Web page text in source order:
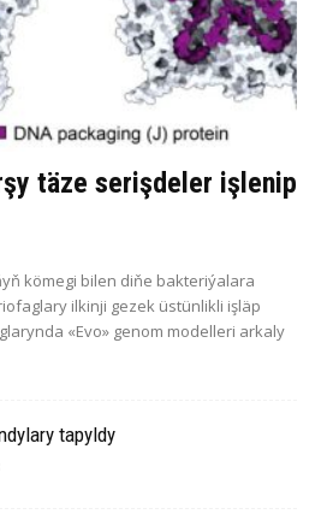
täze serişdeler işlenip
kömegi bilen diňe bakteriýalara
ilkinji gezek üstünlikli işläp
«Evo» genom modelleri arkaly
tapyldy